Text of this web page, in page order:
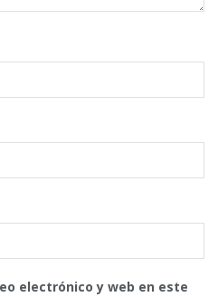
electrónico y web en este